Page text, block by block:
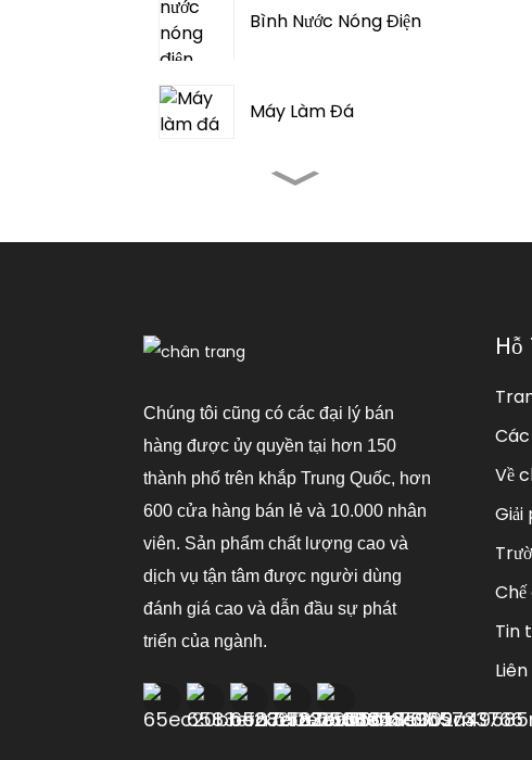
Bình Nước Nóng Điện
Máy Làm Đá
Máy Điều Hòa Không
Hút Ẩm Và Quạt
Máy Điều Hòa Không
Khí Di Động, Chế Độ
Làm Mát/sưởi Ấm Tự
Nhiên.
Chúng tôi cũng có các đại lý bán
hàng được ủy quyền tại hơn 150
thành phố trên khắp Trung Quốc, hơn
600 cửa hàng bán lẻ và 10.000 nhân
viên. Sản phẩm chất lượng cao và
dịch vụ tận tâm được người dùng
đánh giá cao và dẫn đầu sự phát
triển của ngành.
Về
Tin